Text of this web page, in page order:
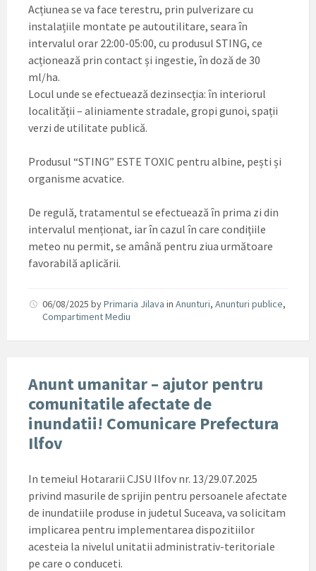
Acțiunea se va face terestru, prin pulverizare cu
instalațiile montate pe autoutilitare, seara în
intervalul orar 22:00-05:00, cu produsul STING, ce
acționează prin contact și ingestie, în doză de 30
ml/ha.
Locul unde se efectuează dezinsecția: în interiorul
localității – aliniamente stradale, gropi gunoi, spații
verzi de utilitate publică.
Produsul “STING” ESTE TOXIC pentru albine, pești și
organisme acvatice.
De regulă, tratamentul se efectuează în prima zi din
intervalul menționat, iar în cazul în care condițiile
meteo nu permit, se amână pentru ziua următoare
favorabilă aplicării.
06/08/2025 byPrimaria Jilava in Anunturi, Anunturi publice,
Compartiment Mediu
Anunt umanitar – ajutor pentru
comunitatile afectate de
inundatii! Comunicare Prefectura
Ilfov
In temeiul Hotararii CJSU Ilfov nr. 13/29.07.2025
privind masurile de sprijin pentru persoanele afectate
de inundatiile produse in judetul Suceava, va solicitam
implicarea pentru implementarea dispozitiilor
acesteia la nivelul unitatii administrativ-teritoriale
pe care o conduceti.